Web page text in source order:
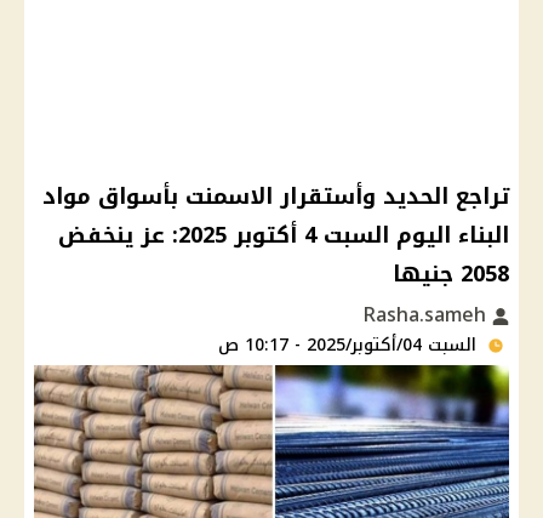
تراجع الحديد وأستقرار الاسمنت بأسواق مواد
البناء اليوم السبت 4 أكتوبر 2025: عز ينخفض
2058 جنيها
السبت 04/أكتوبر/2025 - 10:17 ص